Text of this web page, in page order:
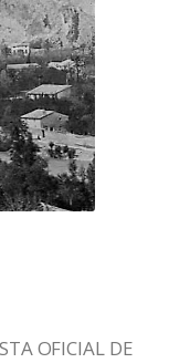
OFICIAL DE